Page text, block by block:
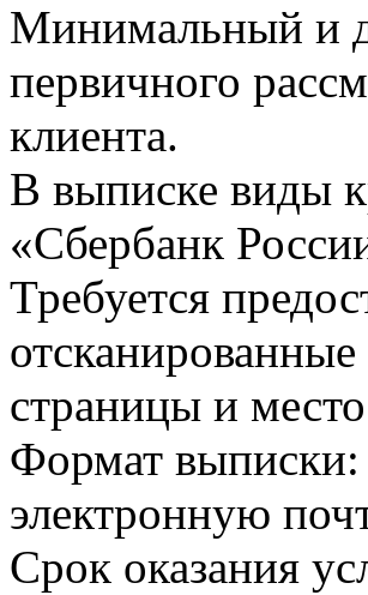
Минимальный и
первичного
клиента.
В выписке виды
«Сбербанк
Требуется
страницы и
Формат выписки:
электронную
Срок оказания